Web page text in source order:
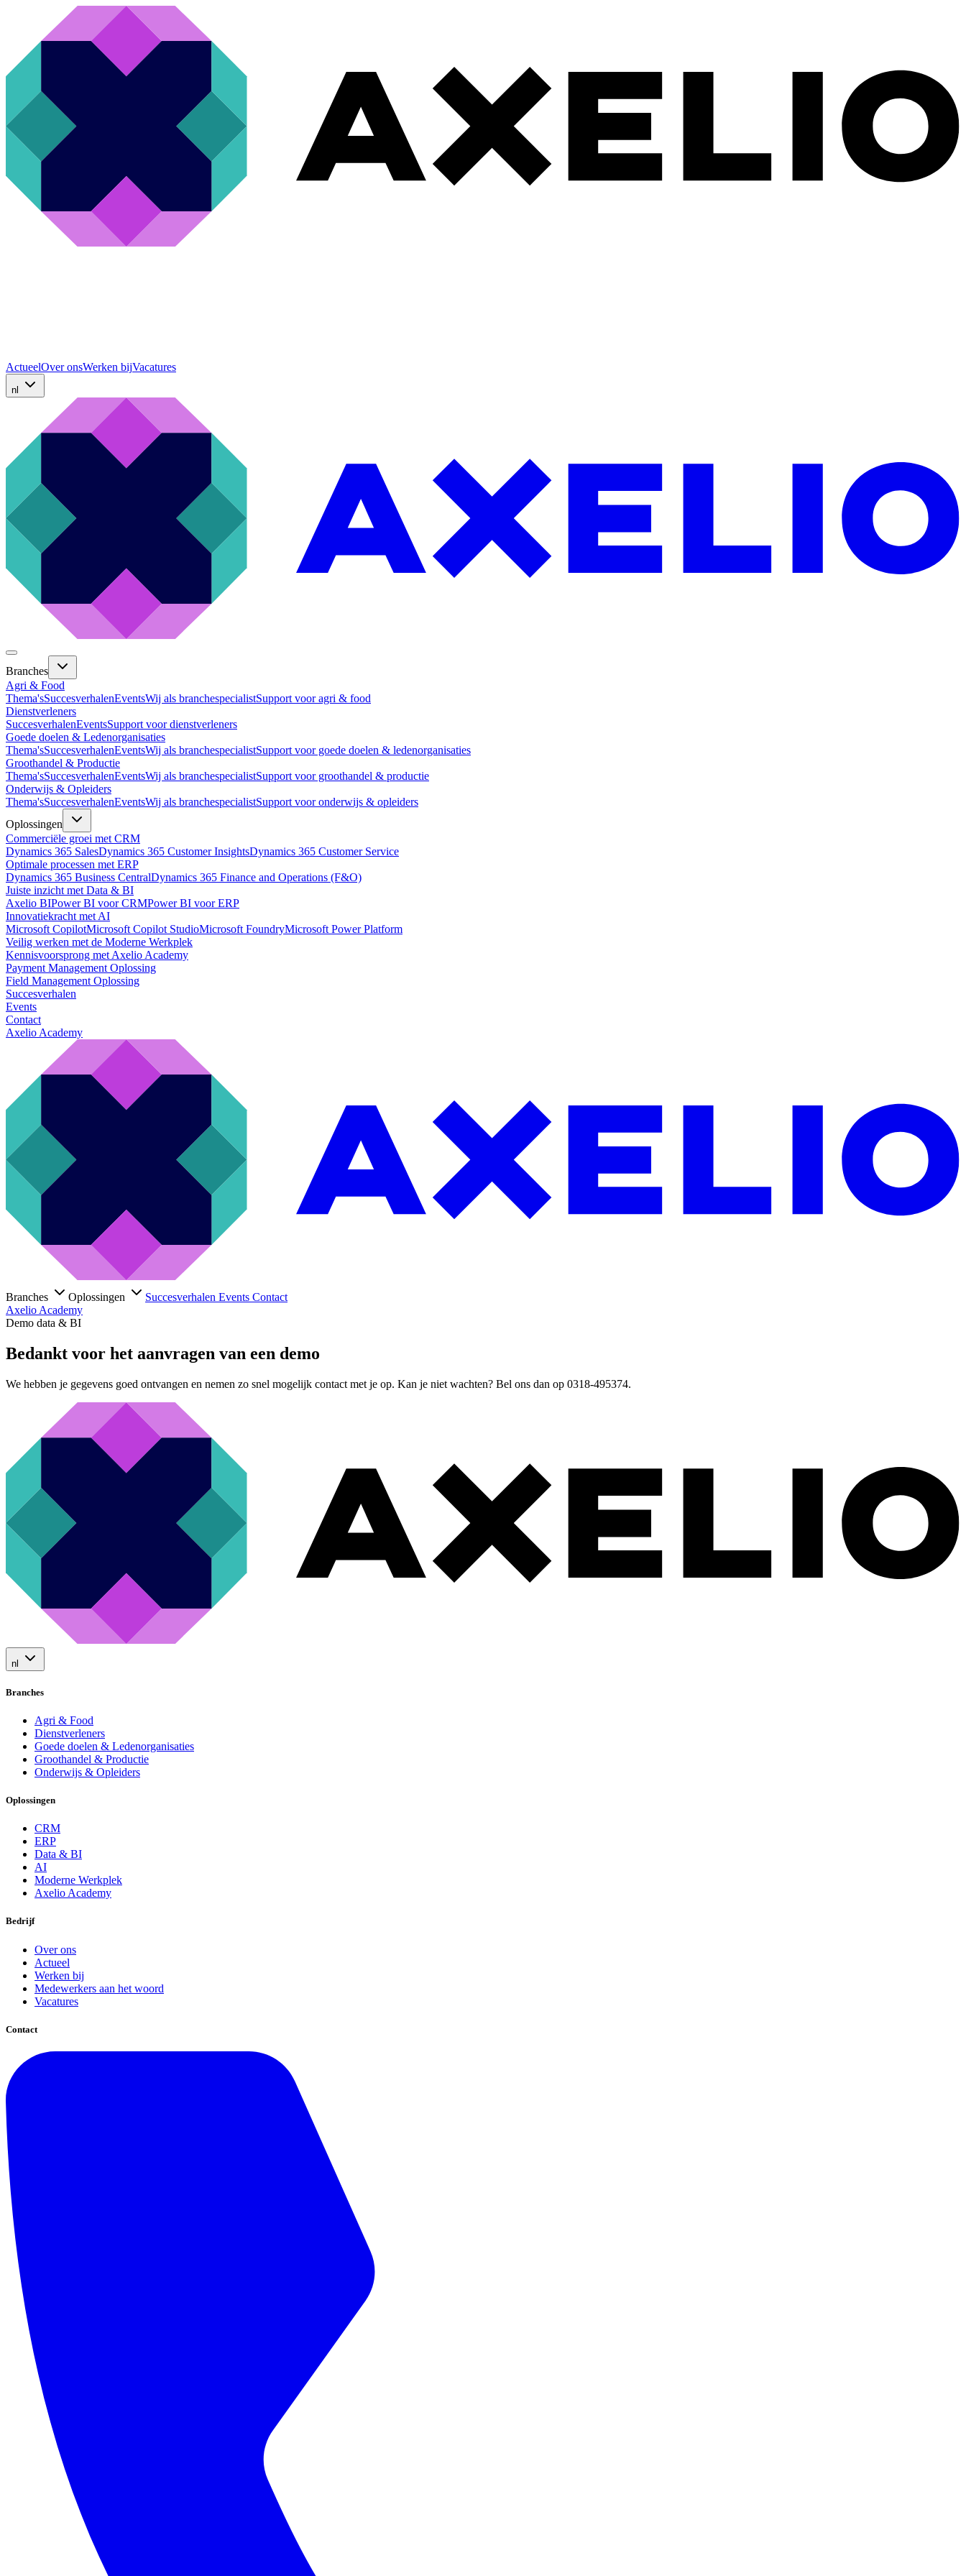
ActueelOver onsWerken bijVacatures
nl
Branches
Agri & Food
Thema'sSuccesverhalenEventsWij als branchespecialistSupport voor agri & food
Dienstverleners
SuccesverhalenEventsSupport voor dienstverleners
Goede doelen & Ledenorganisaties
Thema'sSuccesverhalenEventsWij als branchespecialistSupport voor goede doelen & ledenorganisaties
Groothandel & Productie
Thema'sSuccesverhalenEventsWij als branchespecialistSupport voor groothandel & productie
Onderwijs & Opleiders
Thema'sSuccesverhalenEventsWij als branchespecialistSupport voor onderwijs & opleiders
Oplossingen
Commerciële groei met CRM
Dynamics 365 SalesDynamics 365 Customer InsightsDynamics 365 Customer Service
Optimale processen met ERP
Dynamics 365 Business CentralDynamics 365 Finance and Operations (F&O)
Juiste inzicht met Data & BI
Axelio BIPower BI voor CRMPower BI voor ERP
Innovatiekracht met AI
Microsoft CopilotMicrosoft Copilot StudioMicrosoft FoundryMicrosoft Power Platform
Veilig werken met de Moderne Werkplek
Kennisvoorsprong met Axelio Academy
Payment Management Oplossing
Field Management Oplossing
Succesverhalen
Events
Contact
Axelio Academy
Branches Oplossingen Succesverhalen Events Contact
Axelio Academy
Demo data & BI
Bedankt voor het aanvragen van een demo
We hebben je gegevens goed ontvangen en nemen zo snel mogelijk contact met je op. Kan je niet wachten? Bel ons dan op 0318-495374.
nl
Branches
Agri & Food
Dienstverleners
Goede doelen & Ledenorganisaties
Groothandel & Productie
Onderwijs & Opleiders
Oplossingen
CRM
ERP
Data & BI
AI
Moderne Werkplek
Axelio Academy
Bedrijf
Over ons
Actueel
Werken bij
Medewerkers aan het woord
Vacatures
Contact